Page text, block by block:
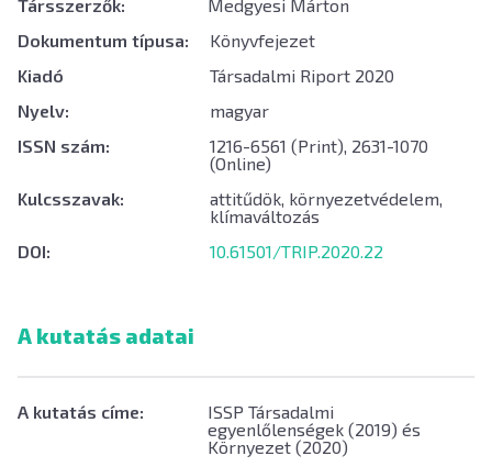
Társszerzők:
Medgyesi Márton
Dokumentum típusa:
Könyvfejezet
Kiadó
Társadalmi Riport 2020
Nyelv:
magyar
ISSN szám:
1216-6561 (Print), 2631-1070
(Online)
Kulcsszavak:
attitűdök, környezetvédelem,
klímaváltozás
DOI:
10.61501/TRIP.2020.22
A kutatás adatai
A kutatás címe:
ISSP Társadalmi
egyenlőlenségek (2019) és
Környezet (2020)